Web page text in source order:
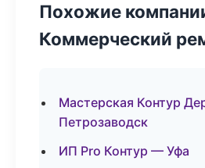
Похожие
Коммерческий
Мастерская Контур
Петрозаводск
ИП Pro Контур — Уфа